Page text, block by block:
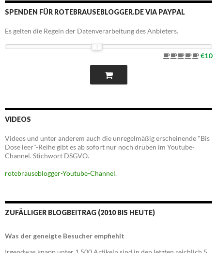
SPENDEN FÜR ROTEBRAUSEBLOGGER.DE VIA PAYPAL
Es gelten die Regeln der Datenverarbeitung des Anbieters.
€10
VIDEOS
Videos und unter anderem auch die unregelmäßig erscheinende "Bis
Dose leer"-Reihe gibt es ab sofort nur noch drüben im Youtube-
Channel. Stichwort DSGVO.
rotebrauseblogger-Youtube-Channel.
ZUFÄLLIGER BLOGBEITRAG (2010 BIS HEUTE)
Was der geneigte Besucher empfiehlt